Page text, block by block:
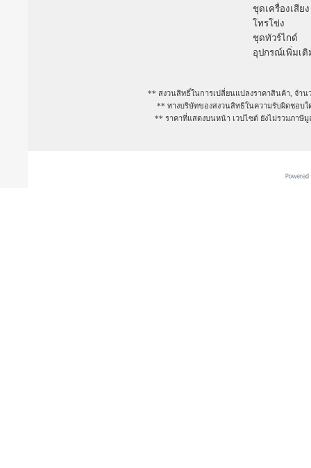
ชุดเครื่องเสียง
โทรโข่ง
ชุดทัวร์ไกด์
อุปกรณ์เพิ่มเติ
** สงวนสิทธิ์ในการเปลี่ยนแปลงราคาสินค้า, จำน
** ทางบริษัทของสงวนสิทธิในความรับผิดชอบ
** ราคาที่แสดงบนหน้า เวปไซต์ ยังไม่รวมภาษี